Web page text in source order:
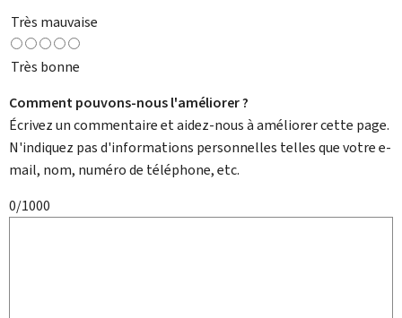
Très mauvaise
Très bonne
Comment pouvons-nous l'améliorer ?
Écrivez un commentaire et aidez-nous à améliorer cette page.
N'indiquez pas d'informations personnelles telles que votre e-
mail, nom, numéro de téléphone, etc.
0/1000